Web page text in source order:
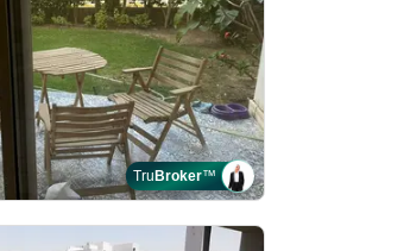
TruBroker™